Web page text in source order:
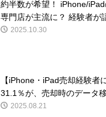
約半数が希望！ iPhone/
専門店が主流に？ 経験者が
2025.10.30
【iPhone・iPad売却経験者
31.1％が、売却時のデータ
2025.08.21